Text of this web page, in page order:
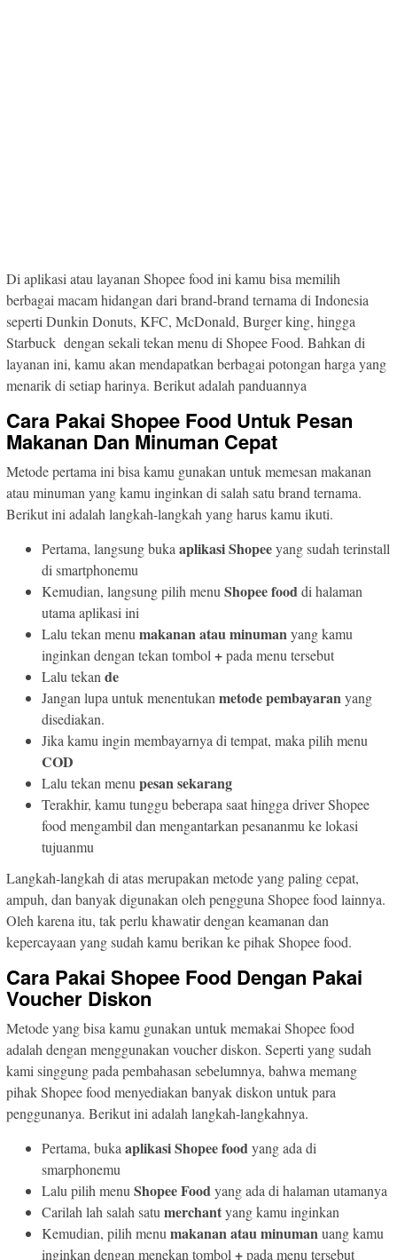
Di aplikasi atau layanan Shopee food ini kamu bisa memilih
berbagai macam hidangan dari brand-brand ternama di Indonesia
seperti Dunkin Donuts, KFC, McDonald, Burger king, hingga
Starbuck dengan sekali tekan menu di Shopee Food. Bahkan di
layanan ini, kamu akan mendapatkan berbagai potongan harga yang
menarik di setiap harinya. Berikut adalah panduannya
Cara Pakai Shopee Food Untuk Pesan
Makanan Dan Minuman Cepat
Metode pertama ini bisa kamu gunakan untuk memesan makanan
atau minuman yang kamu inginkan di salah satu brand ternama.
Berikut ini adalah langkah-langkah yang harus kamu ikuti.
Pertama, langsung buka aplikasi Shopeeyang sudah terinstall
di smartphonemu
Kemudian, langsung pilih menu Shopee fooddi halaman
utama aplikasi ini
Lalu tekan menu makanan atau minumanyang kamu
inginkan dengan tekan tombol +pada menu tersebut
Lalu tekan de
Jangan lupa untuk menentukan metode pembayaranyang
disediakan.
Jika kamu ingin membayarnya di tempat, maka pilih menu
COD
Lalu tekan menu pesan sekarang
Terakhir, kamu tunggu beberapa saat hingga driver Shopee
food mengambil dan mengantarkan pesananmu ke lokasi
tujuanmu
Langkah-langkah di atas merupakan metode yang paling cepat,
ampuh, dan banyak digunakan oleh pengguna Shopee food lainnya.
Oleh karena itu, tak perlu khawatir dengan keamanan dan
kepercayaan yang sudah kamu berikan ke pihak Shopee food.
Cara Pakai Shopee Food Dengan Pakai
Voucher Diskon
Metode yang bisa kamu gunakan untuk memakai Shopee food
adalah dengan menggunakan voucher diskon. Seperti yang sudah
kami singgung pada pembahasan sebelumnya, bahwa memang
pihak Shopee food menyediakan banyak diskon untuk para
penggunanya. Berikut ini adalah langkah-langkahnya.
Pertama, buka aplikasi Shopee foodyang ada di
smarphonemu
Lalu pilih menu Shopee Foodyang ada di halaman utamanya
Carilah lah salah satu merchantyang kamu inginkan
Kemudian, pilih menu makanan atau minumanuang kamu
inginkan dengan menekan tombol +pada menu tersebut